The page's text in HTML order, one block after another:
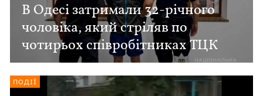
В Одесі затримали 32-річного
чоловіка, який стріляв по
чотирьох співробітниках ТЦК
ПОДІЇ